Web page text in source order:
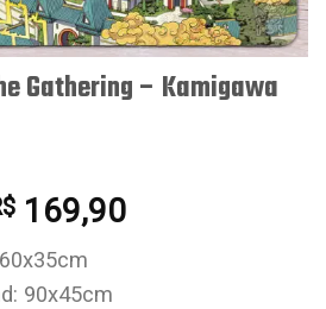
Gathering – Kamigawa
169,90
90x45cm